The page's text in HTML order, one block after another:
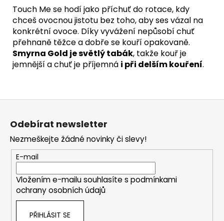
Touch Me se hodí jako příchuť do rotace, kdy
chceš ovocnou jistotu bez toho, aby ses vázal na
konkrétní ovoce. Díky vyvážení nepůsobí chuť
přehnaně těžce a dobře se kouří opakovaně.
Smyrna Gold je světlý tabák, takže kouř je
jemnější a chuť je příjemná i při delším kouření.
Odebírat newsletter
Nezmeškejte žádné novinky či slevy!
E-mail
Vložením e-mailu souhlasíte s podmínkami
ochrany osobních údajů
PŘIHLÁSIT SE